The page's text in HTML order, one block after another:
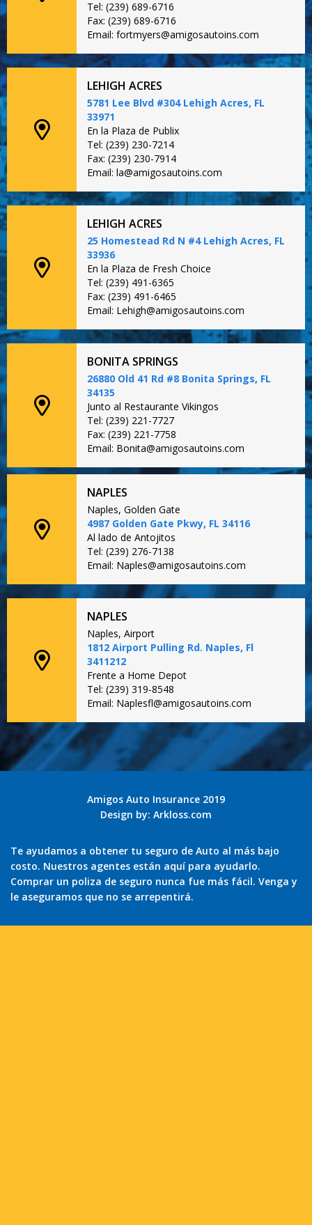
Tel: (239) 689-6716
Fax: (239) 689-6716
Email: fortmyers@amigosautoins.com
LEHIGH ACRES
5781 Lee Blvd #304 Lehigh Acres, FL
33971
En la Plaza de Publix
Tel: (239) 230-7214
Fax: (239) 230-7914
Email: la@amigosautoins.com
LEHIGH ACRES
25 Homestead Rd N #4 Lehigh Acres, FL
33936
En la Plaza de Fresh Choice
Tel: (239) 491-6365
Fax: (239) 491-6465
Email: Lehigh@amigosautoins.com
BONITA SPRINGS
26880 Old 41 Rd #8 Bonita Springs, FL
34135
Junto al Restaurante Vikingos
Tel: (239) 221-7727
Fax: (239) 221-7758
Email: Bonita@amigosautoins.com
NAPLES
Naples, Golden Gate
4987 Golden Gate Pkwy, FL 34116
Al lado de Antojitos
Tel: (239) 276-7138
Email: Naples@amigosautoins.com
NAPLES
Naples, Airport
1812 Airport Pulling Rd. Naples, Fl
3411212
Frente a Home Depot
Tel: (239) 319-8548
Email: Naplesfl@amigosautoins.com
Amigos Auto Insurance 2019
Design by: Arkloss.com
Te ayudamos a obtener tu seguro de Auto al más bajo
costo. Nuestros agentes están aquí para ayudarlo.
Comprar un poliza de seguro nunca fue más fácil. Venga y
le aseguramos que no se arrepentirá.